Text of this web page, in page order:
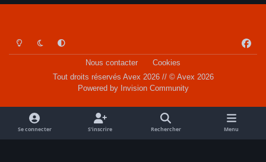
Light ModeDark ModeSystem Preference
a
o
k
Nous contacter
Cookies
Tout droits réservés Avex 2026 // © Avex 2026
Powered by Invision Community
Se connecter S’inscrire Rechercher Menu